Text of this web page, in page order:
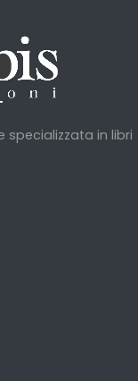
specializzata in libri